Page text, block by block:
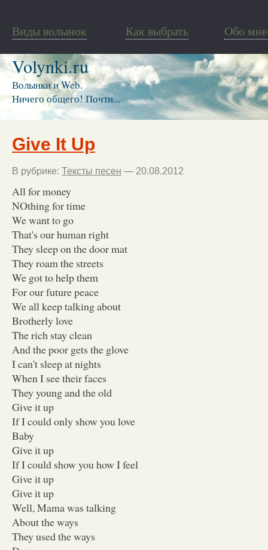
Виды волынок Как выбрать Обо мне
Volynki.ru
Волынки и Web.
Ничего общего! Почти...
Give It Up
В рубрике: Тексты песен — 20.08.2012
All for money
NOthing for time
We want to go
That's our human right
They sleep on the door mat
They roam the streets
We got to help them
For our future peace
We all keep talking about
Brotherly love
The rich stay clean
And the poor gets the glove
I can't sleep at nights
When I see their faces
They young and the old
Give it up
If I could only show you love
Baby
Give it up
If I could show you how I feel
Give it up
Give it up
Well, Mama was talking
About the ways
They used the ways